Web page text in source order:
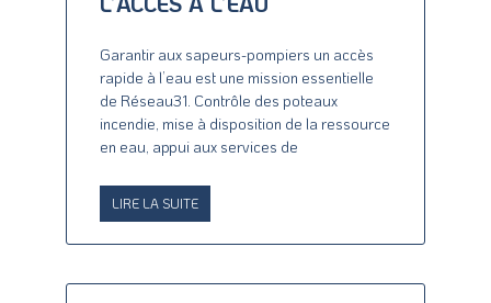
Garantir aux sapeurs-pompiers un accès
rapide à l’eau est une mission essentielle
de Réseau31. Contrôle des poteaux
incendie, mise à disposition de la ressource
en eau, appui aux services de
LIRE LA SUITE